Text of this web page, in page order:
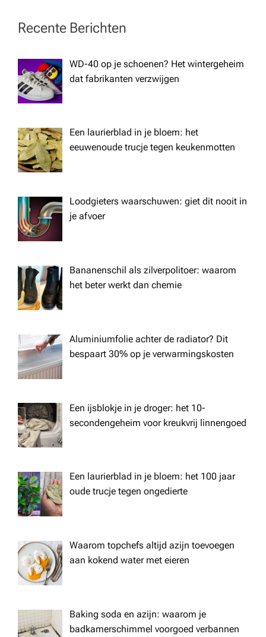
v
i
g
a
t
o
n
Recente Berichten
WD-40 op je schoenen? Het wintergeheim
dat fabrikanten verzwijgen
Een laurierblad in je bloem: het
eeuwenoude trucje tegen keukenmotten
Loodgieters waarschuwen: giet dit nooit in
je afvoer
Bananenschil als zilverpolitoer: waarom
het beter werkt dan chemie
Aluminiumfolie achter de radiator? Dit
bespaart 30% op je verwarmingskosten
Een ijsblokje in je droger: het 10-
secondengeheim voor kreukvrij linnengoed
Een laurierblad in je bloem: het 100 jaar
oude trucje tegen ongedierte
Waarom topchefs altijd azijn toevoegen
aan kokend water met eieren
Baking soda en azijn: waarom je
badkamerschimmel voorgoed verbannen